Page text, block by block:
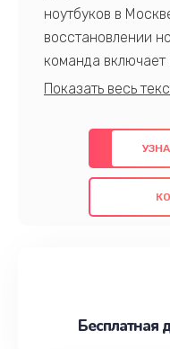
ноутбуков в
восстановлении
команда
профессионалов
предлагаем
использованием
также
проведенных
наилучшим
Бесплатная